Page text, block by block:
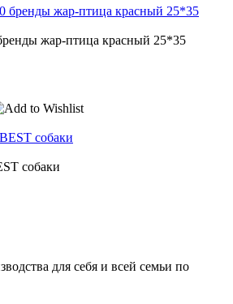
жар-птица красный 25*35
собаки
для себя и всей семьи по